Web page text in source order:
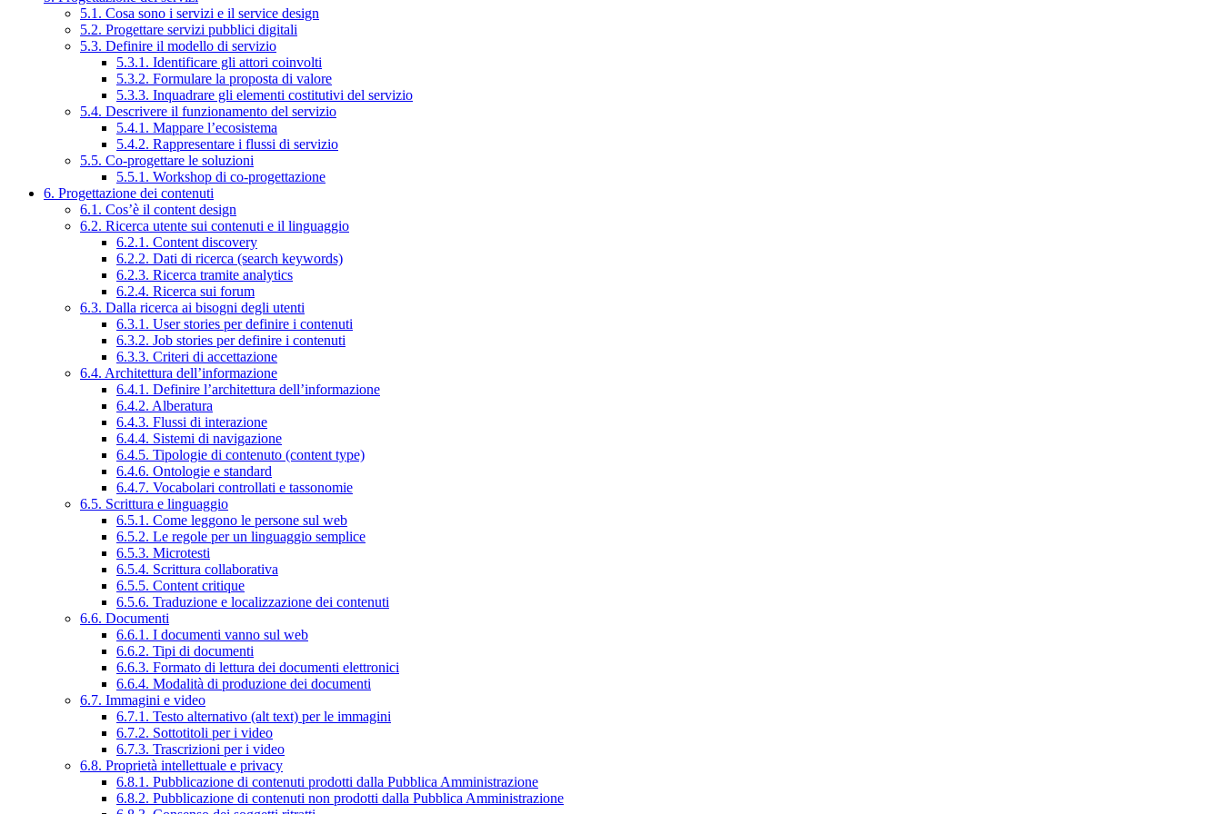
5.1. Cosa sono i servizi e il service design
5.2. Progettare servizi pubblici digitali
5.3. Definire il modello di servizio
5.3.1. Identificare gli attori coinvolti
5.3.2. Formulare la proposta di valore
5.3.3. Inquadrare gli elementi costitutivi del servizio
5.4. Descrivere il funzionamento del servizio
5.4.1. Mappare l’ecosistema
5.4.2. Rappresentare i flussi di servizio
5.5. Co-progettare le soluzioni
5.5.1. Workshop di co-progettazione
6. Progettazione dei contenuti
6.1. Cos’è il content design
6.2. Ricerca utente sui contenuti e il linguaggio
6.2.1. Content discovery
6.2.2. Dati di ricerca (search keywords)
6.2.3. Ricerca tramite analytics
6.2.4. Ricerca sui forum
6.3. Dalla ricerca ai bisogni degli utenti
6.3.1. User stories per definire i contenuti
6.3.2. Job stories per definire i contenuti
6.3.3. Criteri di accettazione
6.4. Architettura dell’informazione
6.4.1. Definire l’architettura dell’informazione
6.4.2. Alberatura
6.4.3. Flussi di interazione
6.4.4. Sistemi di navigazione
6.4.5. Tipologie di contenuto (content type)
6.4.6. Ontologie e standard
6.4.7. Vocabolari controllati e tassonomie
6.5. Scrittura e linguaggio
6.5.1. Come leggono le persone sul web
6.5.2. Le regole per un linguaggio semplice
6.5.3. Microtesti
6.5.4. Scrittura collaborativa
6.5.5. Content critique
6.5.6. Traduzione e localizzazione dei contenuti
6.6. Documenti
6.6.1. I documenti vanno sul web
6.6.2. Tipi di documenti
6.6.3. Formato di lettura dei documenti elettronici
6.6.4. Modalità di produzione dei documenti
6.7. Immagini e video
6.7.1. Testo alternativo (alt text) per le immagini
6.7.2. Sottotitoli per i video
6.7.3. Trascrizioni per i video
6.8. Proprietà intellettuale e privacy
6.8.1. Pubblicazione di contenuti prodotti dalla Pubblica Amministrazione
6.8.2. Pubblicazione di contenuti non prodotti dalla Pubblica Amministrazione